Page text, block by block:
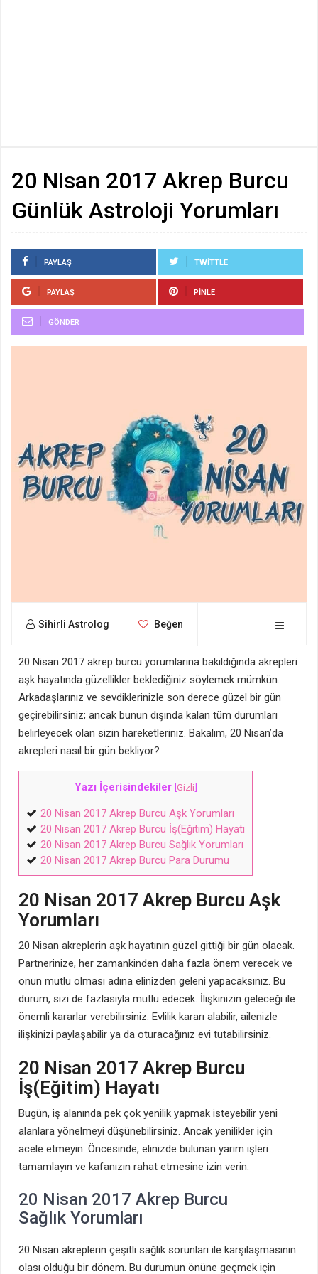
20 Nisan 2017 Akrep Burcu
Günlük Astroloji Yorumları
PAYLAŞ TWITTLE
PAYLAŞ PINLE
GÖNDER
Sihirli Astrolog Beğen
20 Nisan 2017 akrep burcu yorumlarına bakıldığında akrepleri
aşk hayatında güzellikler beklediğiniz söylemek mümkün.
Arkadaşlarınız ve sevdiklerinizle son derece güzel bir gün
geçirebilirsiniz; ancak bunun dışında kalan tüm durumları
belirleyecek olan sizin hareketleriniz. Bakalım, 20 Nisan’da
akrepleri nasıl bir gün bekliyor?
Yazı İçerisindekiler [Gizli]
20 Nisan 2017 Akrep Burcu Aşk Yorumları
20 Nisan 2017 Akrep Burcu İş(Eğitim) Hayatı
20 Nisan 2017 Akrep Burcu Sağlık Yorumları
20 Nisan 2017 Akrep Burcu Para Durumu
20 Nisan 2017 Akrep Burcu Aşk
Yorumları
20 Nisan akreplerin aşk hayatının güzel gittiği bir gün olacak.
Partnerinize, her zamankinden daha fazla önem verecek ve
onun mutlu olması adına elinizden geleni yapacaksınız. Bu
durum, sizi de fazlasıyla mutlu edecek. İlişkinizin geleceği ile
önemli kararlar verebilirsiniz. Evlilik kararı alabilir, ailenizle
ilişkinizi paylaşabilir ya da oturacağınız evi tutabilirsiniz.
20 Nisan 2017 Akrep Burcu
İş(Eğitim) Hayatı
Bugün, iş alanında pek çok yenilik yapmak isteyebilir yeni
alanlara yönelmeyi düşünebilirsiniz. Ancak yenilikler için
acele etmeyin. Öncesinde, elinizde bulunan yarım işleri
tamamlayın ve kafanızın rahat etmesine izin verin.
20 Nisan 2017 Akrep Burcu
Sağlık Yorumları
20 Nisan akreplerin çeşitli sağlık sorunları ile karşılaşmasının
olası olduğu bir dönem. Bu durumun önüne geçmek için